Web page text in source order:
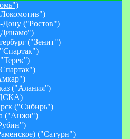
Дону ("Ростов")
("Зенит")
("Алания")
("Сибирь")
("Анжи")
("Сатурн")